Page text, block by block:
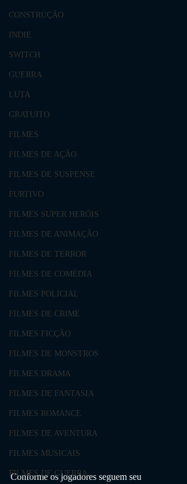
CONSTRUÇÃO
INDIE
SWITCH
GUERRA
LUTA
GRATUITO
FILMES
FILMES DE AÇÃO
FILMES DE SUSPENSE
FURTIVO
FILMES SUPER HERÓIS
FILMES DE ANIMAÇÃO
FILMES DE TERROR
FILMES DE COMÉDIA
FILMES POLICIAL
FILMES DE CRIME
FILMES FICÇÃO
FILMES DE MONSTROS
FILMES DRAMA
FILMES DE FANTASIA
FILMES ROMANCE
FILMES DE AVENTURA
FILMES MUSICAIS
FILMES DE GUERRA
Conforme os jogadores seguem seu